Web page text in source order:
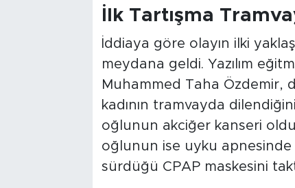
İlk Tartışma
İddiaya göre olayın ilki
meydana geldi. Yazılım
Muhammed Taha Özdemir,
kadının tramvayda
oğlunun akciğer kanseri
oğlunun ise uyku apnesinde
sürdüğü CPAP maskesini